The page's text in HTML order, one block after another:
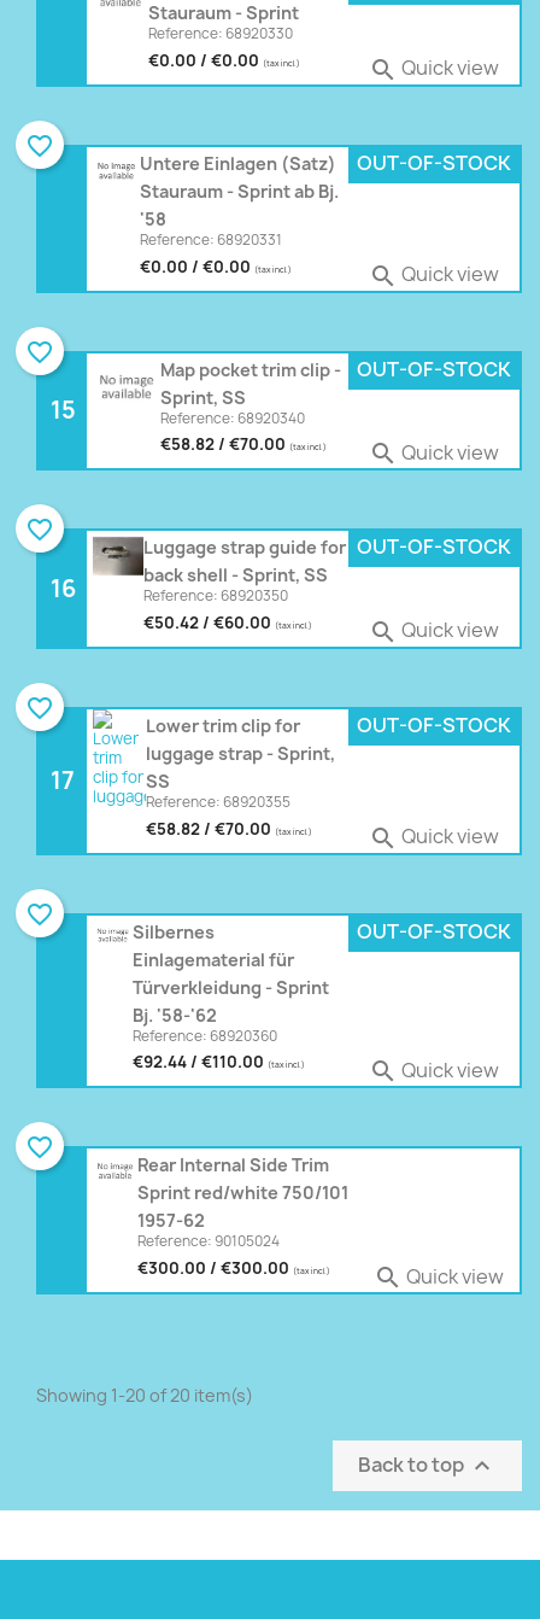
Stauraum - Sprint
Reference: 68920330
€0.00 / €0.00 (tax incl.)  Quick view
Untere Einlagen (Satz)
Stauraum - Sprint ab Bj.
'58
Reference: 68920331
€0.00 / €0.00 (tax incl.)
OUT-OF-STOCK
 Quick view
favorite_border
15
Map pocket trim clip -
Sprint, SS
Reference: 68920340
€58.82 / €70.00 (tax incl.)
OUT-OF-STOCK
 Quick view
favorite_border
16
Luggage strap guide for
back shell - Sprint, SS
Reference: 68920350
€50.42 / €60.00 (tax incl.)
OUT-OF-STOCK
 Quick view
favorite_border
17
Lower trim clip for
luggage strap - Sprint,
SS
Reference: 68920355
€58.82 / €70.00 (tax incl.)
OUT-OF-STOCK
 Quick view
favorite_border
Silbernes
Einlagematerial für
Türverkleidung - Sprint
Bj. '58-'62
Reference: 68920360
€92.44 / €110.00 (tax incl.)
OUT-OF-STOCK
 Quick view
favorite_border
Rear Internal Side Trim
Sprint red/white 750/101
1957-62
Reference: 90105024
€300.00 / €300.00 (tax incl.)  Quick view
favorite_border
Showing 1-20 of 20 item(s)
Back to top 